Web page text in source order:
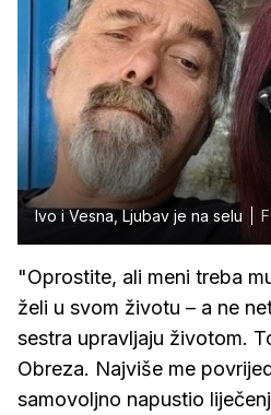
Ivo i Vesna, Ljubav je na selu
"Oprostite, ali meni treba
želi u svom životu – a ne
sestra upravljaju životom.
Obreza. Najviše me
samovoljno napustio